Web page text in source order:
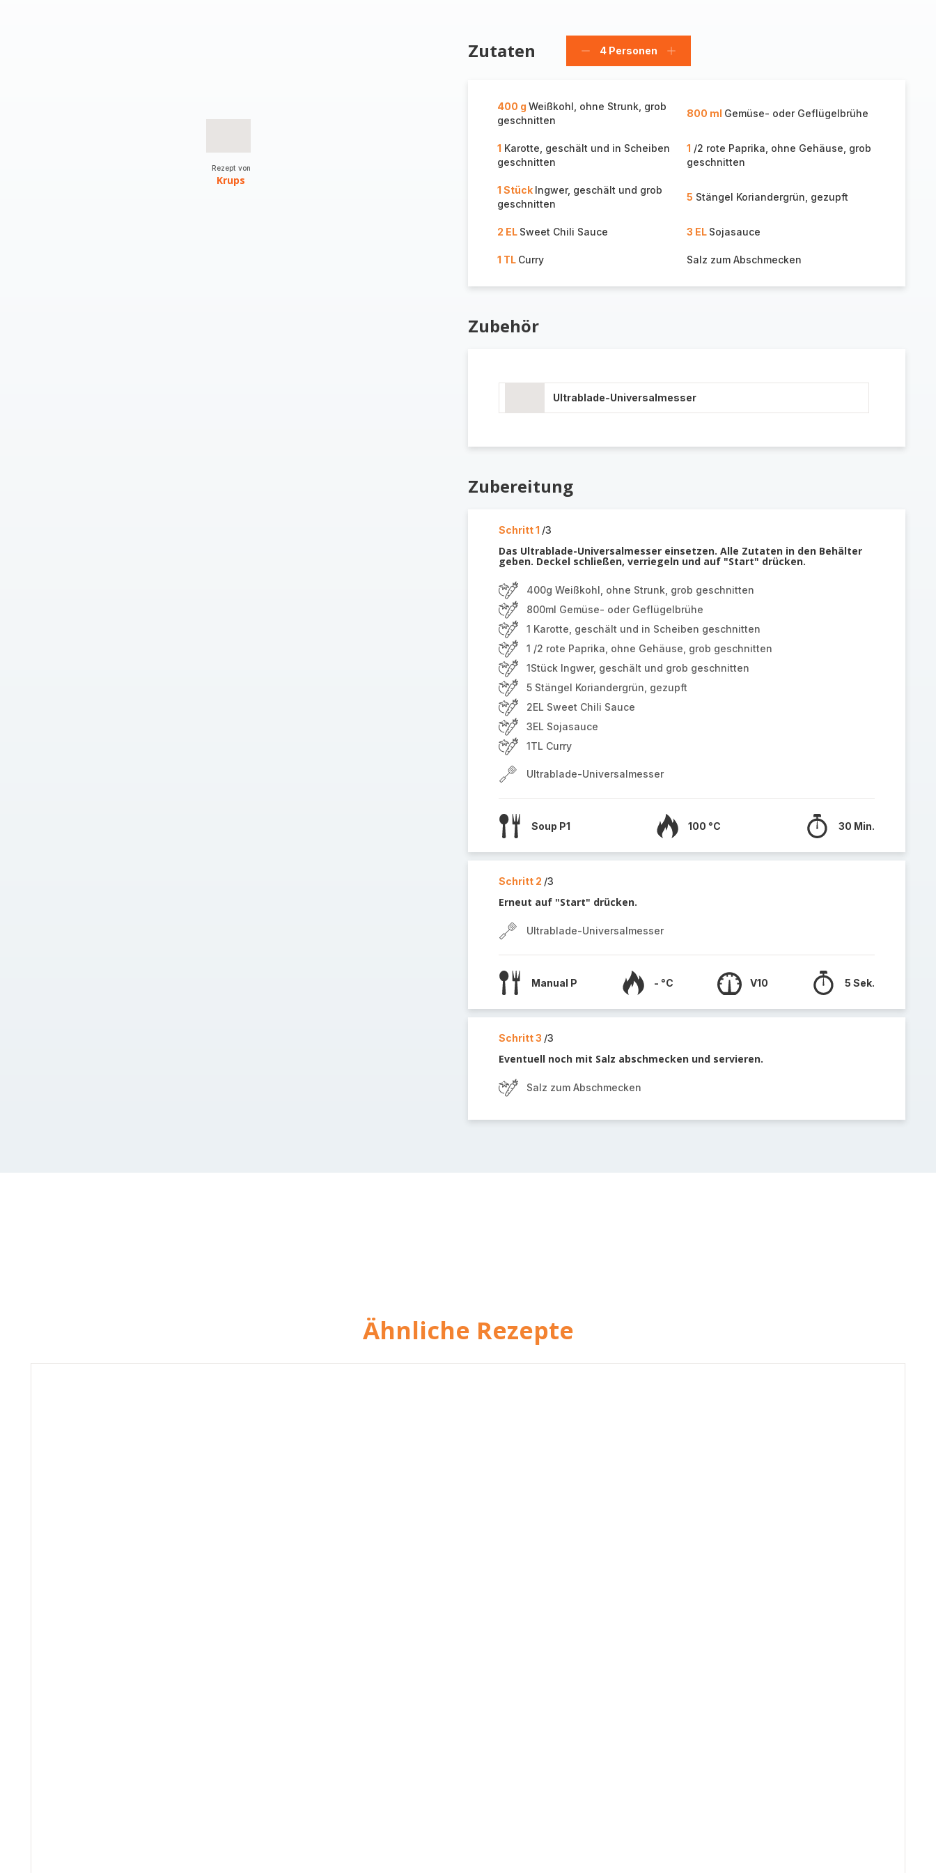
Rezept von
Krups
Zutaten
Personen
4 Personen
Personen
400 g Weißkohl, ohne Strunk, grob
geschnitten
800 ml Gemüse- oder Geflügelbrühe
1 Karotte, geschält und in Scheiben
geschnitten
1 /2 rote Paprika, ohne Gehäuse, grob
geschnitten
1 Stück Ingwer, geschält und grob
geschnitten
5 Stängel Koriandergrün, gezupft
2 EL Sweet Chili Sauce 3 EL Sojasauce
1 TL Curry Salz zum Abschmecken
Zubehör
Ultrablade-Universalmesser
Zubereitung
Schritt 1 /3
Das Ultrablade-Universalmesser einsetzen. Alle Zutaten in den Behälter
geben. Deckel schließen, verriegeln und auf "Start" drücken.
400g Weißkohl, ohne Strunk, grob geschnitten
800ml Gemüse- oder Geflügelbrühe
1 Karotte, geschält und in Scheiben geschnitten
1 /2 rote Paprika, ohne Gehäuse, grob geschnitten
1Stück Ingwer, geschält und grob geschnitten
5 Stängel Koriandergrün, gezupft
2EL Sweet Chili Sauce
3EL Sojasauce
1TL Curry
Ultrablade-Universalmesser
Soup P1 100 °C 30 Min.
Schritt 2 /3
Erneut auf "Start" drücken.
Ultrablade-Universalmesser
Manual P - °C V10 5 Sek.
Schritt 3 /3
Eventuell noch mit Salz abschmecken und servieren.
Salz zum Abschmecken
Ähnliche Rezepte